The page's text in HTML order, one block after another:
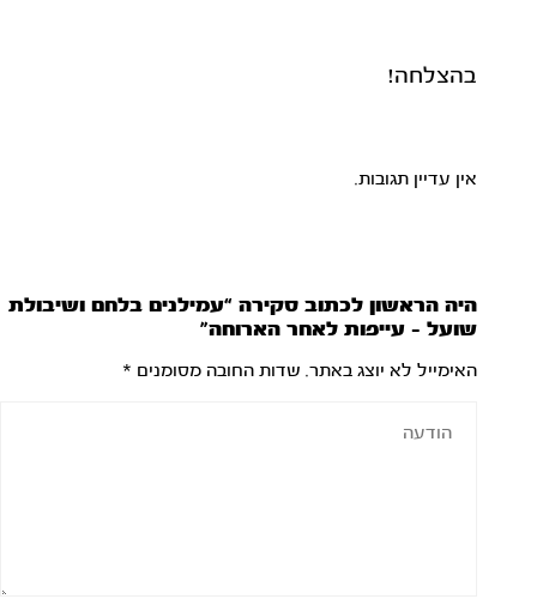
בהצלחה!
אין עדיין תגובות.
היה הראשון לכתוב סקירה “עמילנים בלחם ושיבולת
שועל – עייפות לאחר הארוחה”
האימייל לא יוצג באתר. שדות החובה מסומנים *